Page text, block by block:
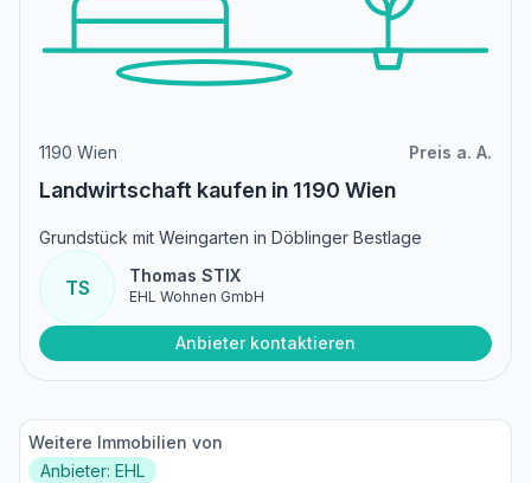
1190 Wien Preis a. A.
Landwirtschaft kaufen in 1190 Wien
Grundstück mit Weingarten in Döblinger Bestlage
TS
Thomas STIX
EHL Wohnen GmbH
Anbieter kontaktieren
Weitere Immobilien von
Anbieter: EHL